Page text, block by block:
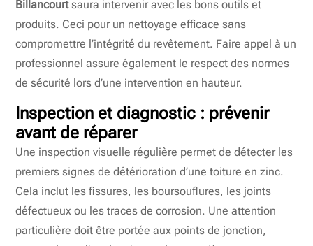
Billancourtsaura intervenir avec les bons outils et
produits. Ceci pour un nettoyage efficace sans
compromettre l’intégrité du revêtement. Faire appel à un
professionnel assure également le respect des normes
de sécurité lors d’une intervention en hauteur.
Inspection et diagnostic : prévenir
avant de réparer
Une inspection visuelle régulière permet de détecter les
premiers signes de détérioration d’une toiture en zinc.
Cela inclut les fissures, les boursouflures, les joints
défectueux ou les traces de corrosion. Une attention
particulière doit être portée aux points de jonction,